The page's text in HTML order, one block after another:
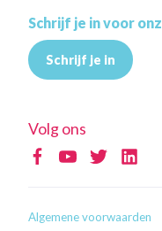
Schrijf je in voor
Schrijf je in
Volg ons
Algemene voorwaarden